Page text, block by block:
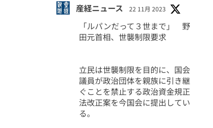
産経ニュース 22 11月 2023
「ルパンだって３世まで」 野
田元首相、世襲制限要求
立民は世襲制限を目的に、国会
議員が政治団体を親族に引き継
ぐことを禁止する政治資金規正
法改正案を今国会に提出してい
る。